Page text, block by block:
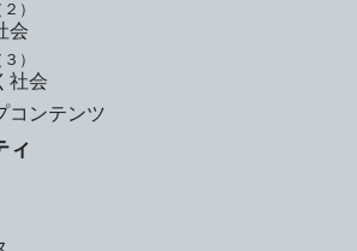
）
会
）
社会
コンテンツ
ィ